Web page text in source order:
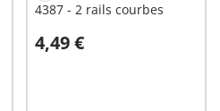
4387 - 2 rails courbes
4,49 €
Au panier